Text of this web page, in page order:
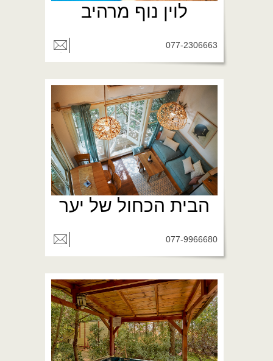
לוין נוף מרהיב
077-2306663
הבית הכחול של יער
077-9966680